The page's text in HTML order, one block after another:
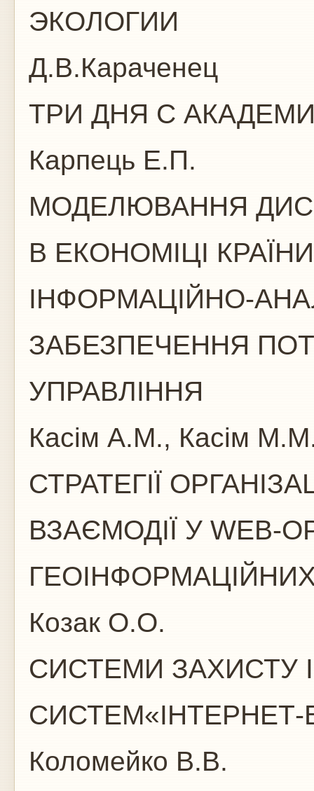
ЭКОЛОГИИ
Д.В.Караченец
ТРИ ДНЯ С
Карпець Е.П.
МОДЕЛЮВАННЯ
В ЕКОНОМІЦІ
ІНФОРМАЦІЙНО-
ЗАБЕЗПЕЧЕННЯ
УПРАВЛІННЯ
Касім А.М., Касім
СТРАТЕГІЇ
ВЗАЄМОДІЇ У WEB-
Козак О.О.
СИСТЕМИ ЗАХИСТУ
Коломейко В.В.